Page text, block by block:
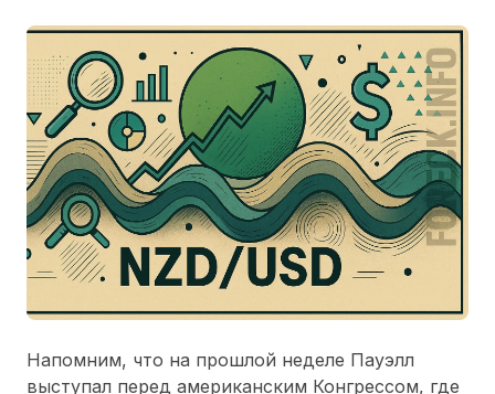
Напомним, что на прошлой неделе Пауэлл
выступал перед американским Конгрессом, где